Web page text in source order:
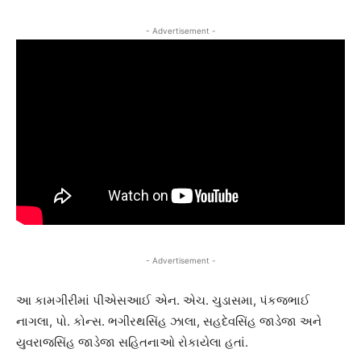
- Advertisement -
- Advertisement -
આ કામગીરીમાં પીએસઆઈ એન. એચ. ચુડાસમા, પંકજભાઈ
નાગલા, પો. કોન્સ. ભગીરથસિંહ ઝાલા, સહદેવસિંહ જાડેજા અને
યુવરાજસિંહ જાડેજા સહિતનાઓ રોકાયેલા હતાં.